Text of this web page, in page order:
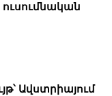
ուսումնական
Ավստրիայում